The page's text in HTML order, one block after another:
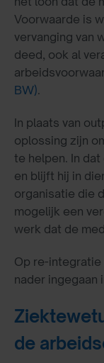
Voorwaarde is
vervanging van
deed, ook al
BW).
In plaats van
oplossing zijn
te helpen. In
en blijft hij in
organisatie die
mogelijk een
werk dat de
Op re-
nader ingegaan
de